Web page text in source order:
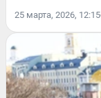
25 марта, 2026, 12:15